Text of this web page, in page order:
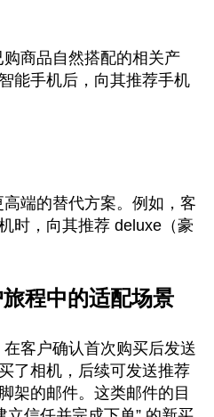
商品自然搭配的相关产
能手机后，向其推荐手机
端的替代方案。例如，客
时，向其推荐 deluxe（豪
程中的适配场景
在客户确认首次购买后发送
了相机，后续可发送推荐
架的邮件。这类邮件的目